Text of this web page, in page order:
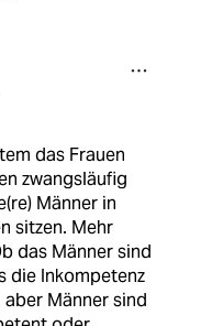
das Frauen
zwangsläufig
Männer in
sitzen. Mehr
das Männer sind
die Inkompetenz
Männer sind